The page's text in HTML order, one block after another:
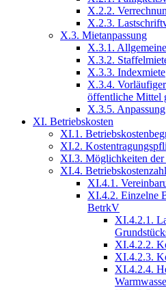
X.2.2.
X.2.3.
X.3. Mietanpassung
X.3.1.
X.3.2.
X.3.3. Indexmiete
X.3.4.
öffentliche Mittel
X.3.5.
XI. Betriebskosten
XI.1.
XI.2.
XI.3. Möglichkeiten der
XI.4.
XI.4.1.
XI.4.2. Einzelne
BetrkV
XI.4.2.1.
XI.4.2.2.
XI.4.2.3.
XI.4.2.4.